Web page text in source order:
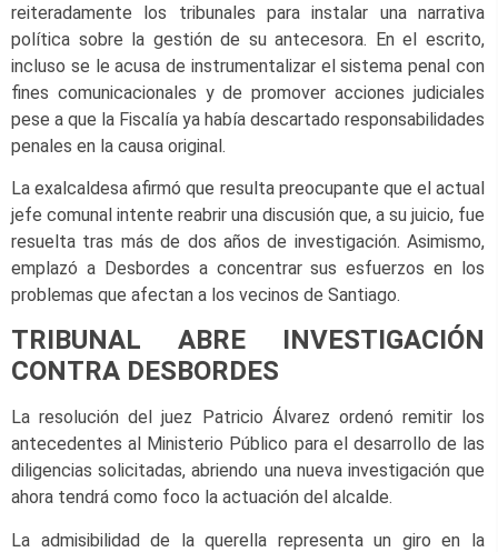
reiteradamente los tribunales para instalar una narrativa
política sobre la gestión de su antecesora. En el escrito,
incluso se le acusa de instrumentalizar el sistema penal con
fines comunicacionales y de promover acciones judiciales
pese a que la Fiscalía ya había descartado responsabilidades
penales en la causa original.
La exalcaldesa afirmó que resulta preocupante que el actual
jefe comunal intente reabrir una discusión que, a su juicio, fue
resuelta tras más de dos años de investigación. Asimismo,
emplazó a Desbordes a concentrar sus esfuerzos en los
problemas que afectan a los vecinos de Santiago.
TRIBUNAL ABRE INVESTIGACIÓN
CONTRA DESBORDES
La resolución del juez Patricio Álvarez ordenó remitir los
antecedentes al Ministerio Público para el desarrollo de las
diligencias solicitadas, abriendo una nueva investigación que
ahora tendrá como foco la actuación del alcalde.
La admisibilidad de la querella representa un giro en la